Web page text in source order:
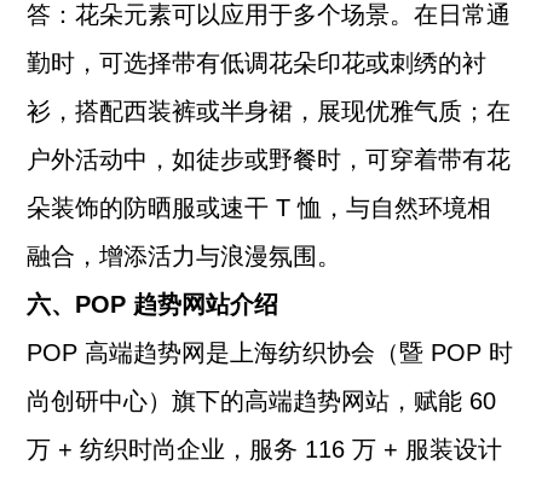
答：花朵元素可以应用于多个场景。在日常通
勤时，可选择带有低调花朵印花或刺绣的衬
衫，搭配西装裤或半身裙，展现优雅气质；在
户外活动中，如徒步或野餐时，可穿着带有花
朵装饰的防晒服或速干 T 恤，与自然环境相
融合，增添活力与浪漫氛围。
六、POP 趋势网站介绍
POP 高端趋势网是上海纺织协会（暨 POP 时
尚创研中心）旗下的高端趋势网站，赋能 60
万 + 纺织时尚企业，服务 116 万 + 服装设计